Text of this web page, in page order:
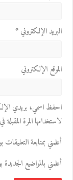
البريد الإلكتروني*
الموقع الإلكتروني
احفظ اسمي، بريدي
لاستخدامها المرة المقبلة
أعلمني بمتابعة
أعلمني بالمواضيع